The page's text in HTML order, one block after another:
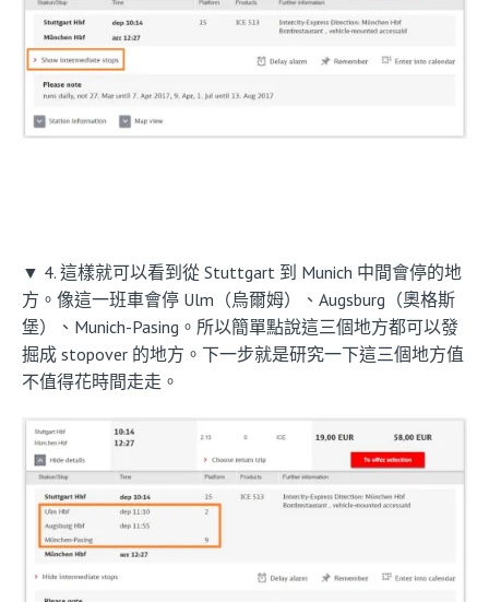
▼ 4. 這樣就可以看到從 Stuttgart 到 Munich 中間會停的地
方。像這一班車會停 Ulm（烏爾姆）、Augsburg（奧格斯
堡）、Munich-Pasing。所以簡單點說這三個地方都可以發
掘成 stopover 的地方。下一步就是研究一下這三個地方值
不值得花時間走走。